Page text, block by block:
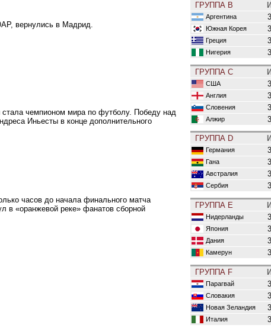
вернулись в Мадрид.
чемпионом мира по футболу. Победу над
Иньесты в конце дополнительного
часов до начала финального матча
в «оранжевой реке» фанатов сборной
ГРУППА B И
Аргентина 3
Южная Корея 3
Греция 3
Нигерия 3
ГРУППА C И
США 3
Англия 3
Словения 3
Алжир 3
ГРУППА D И
Германия 3
Гана 3
Австралия 3
Сербия 3
ГРУППА E И
Нидерланды 3
Япония 3
Дания 3
Камерун 3
ГРУППА F
Парагвай 3
Словакия 3
Новая Зеландия 3
Италия 3